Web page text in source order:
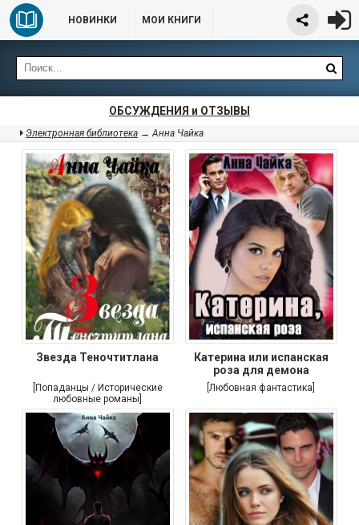
НОВИНКИ МОИ КНИГИ
ОБСУЖДЕНИЯ и ОТЗЫВЫ
Электронная библиотека → Анна Чайка
Звезда Теночтитлана
[Попаданцы / Исторические
любовные романы]
Катерина или испанская
роза для демона
[Любовная фантастика]